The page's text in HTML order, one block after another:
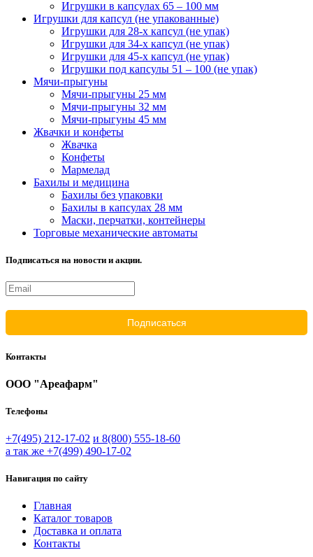
Игрушки в капсулах 65 – 100 мм
Игрушки для капсул (не упакованные)
Игрушки для 28-х капсул (не упак)
Игрушки для 34-х капсул (не упак)
Игрушки для 45-х капсул (не упак)
Игрушки под капсулы 51 – 100 (не упак)
Мячи-прыгуны
Мячи-прыгуны 25 мм
Мячи-прыгуны 32 мм
Мячи-прыгуны 45 мм
Жвачки и конфеты
Жвачка
Конфеты
Мармелад
Бахилы и медицина
Бахилы без упаковки
Бахилы в капсулах 28 мм
Маски, перчатки, контейнеры
Торговые механические автоматы
Подписаться на новости и акции.
Контакты
ООО "Ареафарм"
Телефоны
+7(495) 212-17-02 и 8(800) 555-18-60
а так же +7(499) 490-17-02
Навигация по сайту
Главная
Каталог товаров
Доставка и оплата
Контакты